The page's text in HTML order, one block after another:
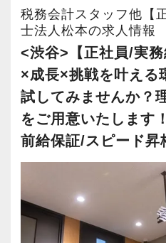
事業拡大を続けています
安定性抜群の環境で自己
社員の持つ「やる・や
大事にしているため、資
も、スピーディーなキ
す！
充実した実務重視のOJT
と知識をゼロから身に
税務・会計の経験と知識
アップを目指しませんか
税務会計スタッフ他【
士法人松本の求人情報
<渋谷>【正社員/実
×成長×挑戦を叶える
試してみませんか？
をご用意いたします
前給保証/スピード昇